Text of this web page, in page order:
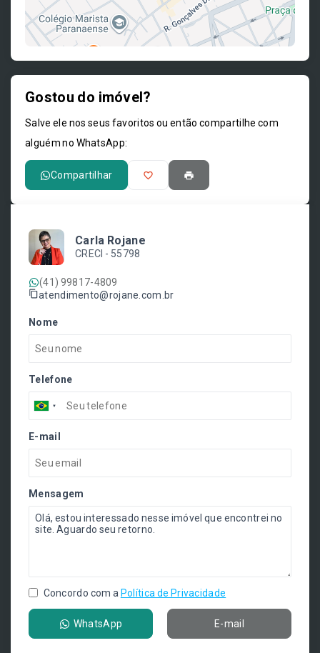
Gostou do imóvel?
Salve ele nos seus favoritos ou então compartilhe com
alguém no WhatsApp:
Compartilhar
Carla Rojane
CRECI - 55798
(41) 99817-4809
atendimento@rojane.com.br
Nome
Telefone
E-mail
Mensagem
Concordo com a Política de Privacidade
WhatsApp E-mail